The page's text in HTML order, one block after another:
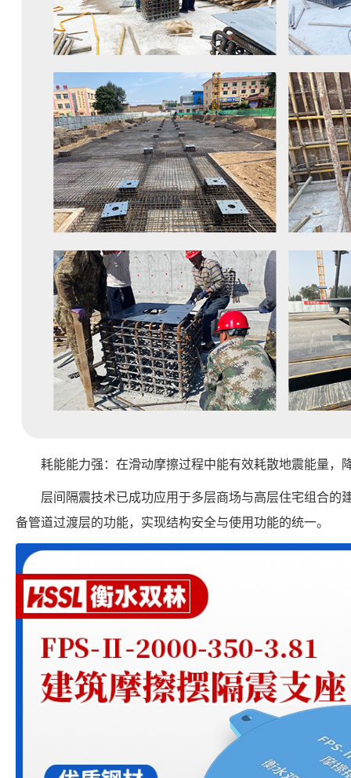
耗能能力强：在滑动摩擦过程中能有效耗散地震能量，
层间隔震技术已成功应用于多层商场与高层住宅组合的
备管道过渡层的功能，实现结构安全与使用功能的统一。